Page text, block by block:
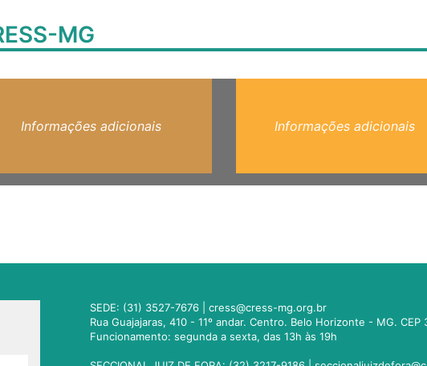
MG
Informações adicionais Informações adicionais
SEDE: (31) 3527-7676 |cress@cress-mg.org.br
Rua Guajajaras, 410 - 11º andar. Centro. Belo Horizonte - MG. CEP
Funcionamento: segunda a sexta, das 13h às 19h